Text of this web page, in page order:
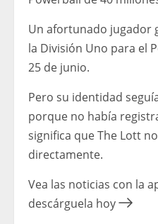
Un afortunado jugador
la División Uno para el
25 de junio.
Pero su identidad
porque no había
significa que The Lott
directamente.
Vea las noticias con la
descárguela hoy